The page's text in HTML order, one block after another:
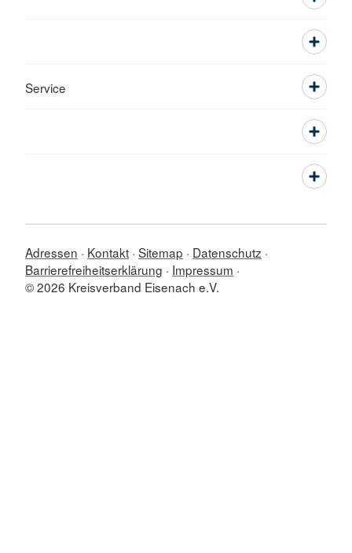
Service
Adressen Kontakt Sitemap
Datenschutz
Barrierefreiheitserklärung
Impressum
© 2026 Kreisverband Eisenach e.V.